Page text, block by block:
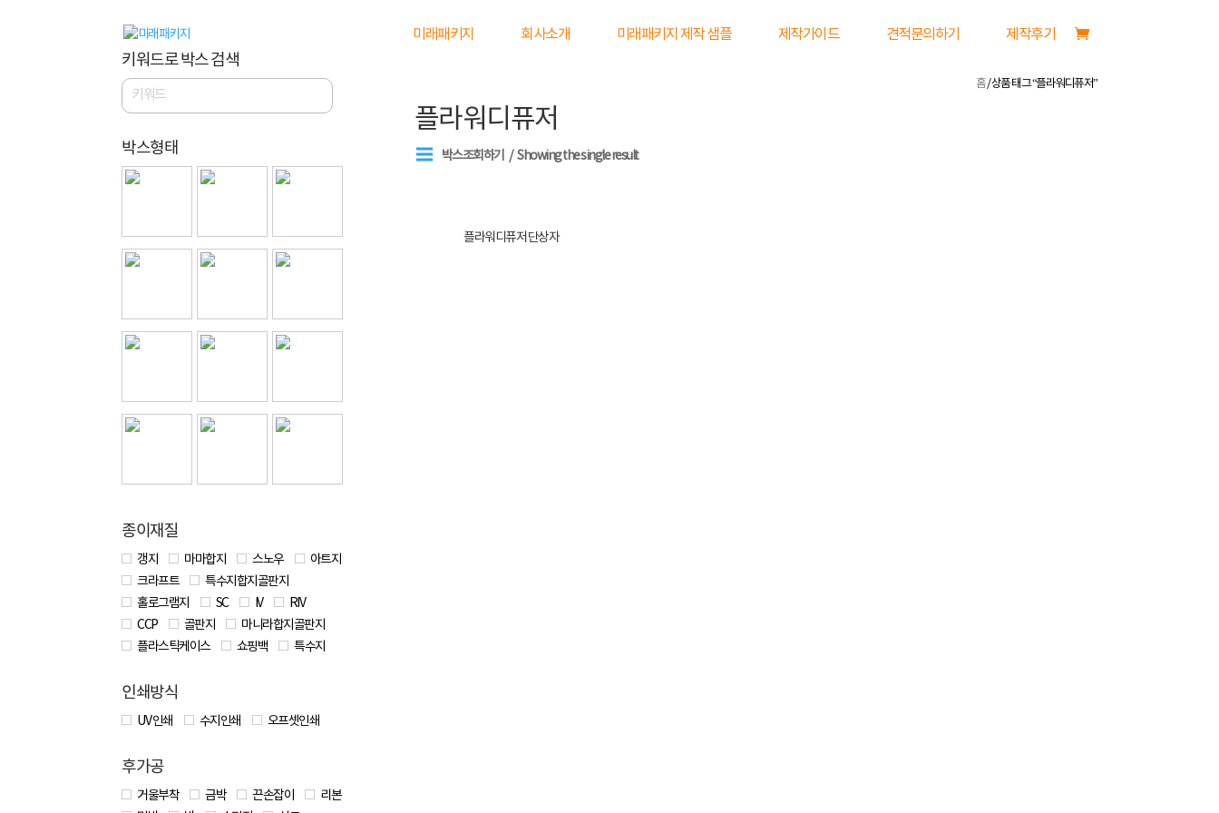
미래패키지 회사소개 미래패키지 제작 샘플 제작가이드 견적문의하기 제작후기
홈/ 상품 태그 “플라워디퓨저”
플라워디퓨저
박스조회하기 Showing the single result
플라워디퓨저 단상자
키워드로 박스 검색
박스형태
종이재질
갱지 마마합지 스노우
아트지
크라프트
특수지합지골판지
홀로그램지
SC IV
RIV
CCP
골판지
마니라합지골판지
플라스틱케이스
쇼핑백 특수지
인쇄방식
UV 인쇄 수지인쇄 오프셋인쇄
후가공
거울부착 금박 끈손잡이
리본